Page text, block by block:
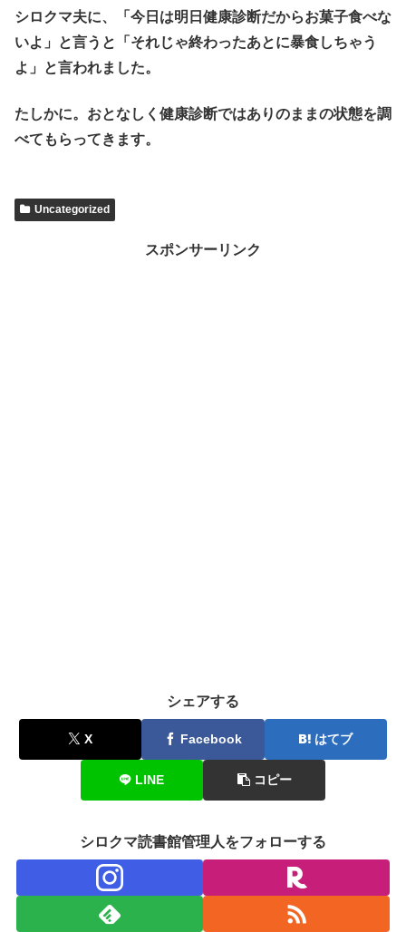
シロクマ夫に、「今日は明日健康診断だからお菓子食べな
いよ」と言うと「それじゃ終わったあとに暴食しちゃう
よ」と言われました。
たしかに。おとなしく健康診断ではありのままの状態を調
べてもらってきます。
Uncategorized
スポンサーリンク
シェアする
X Facebook はてブ
LINE コピー
シロクマ読書館管理人をフォローする